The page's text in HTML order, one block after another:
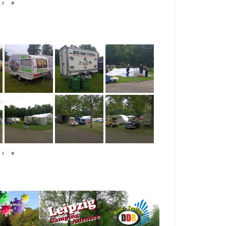
› »
› »